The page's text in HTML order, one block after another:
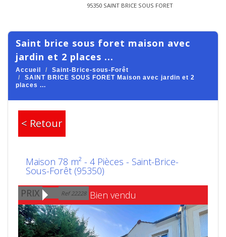
95350 SAINT BRICE SOUS FORET
saint brice sous foret maison avec
jardin et 2 places ...
Accueil
Saint-Brice-sous-Forêt
SAINT BRICE SOUS FORET Maison avec jardin et 2
places ...
< Retour
Maison 78 m² - 4 Pièces - Saint-Brice-
Sous-Forêt (95350)
PRIX
Ref 22228 Bien vendu